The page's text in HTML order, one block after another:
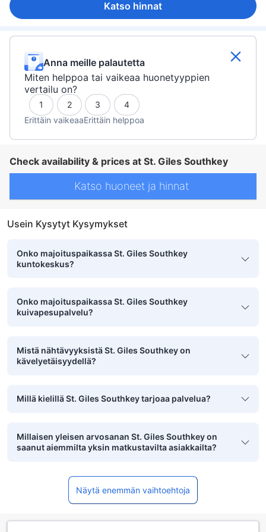
Katso hinnat
Anna meille palautetta
Miten helppoa tai vaikeaa huonetyyppien
vertailu on?
1 2 3
4
Erittäin vaikeaaErittäin helppoa
Check availability & prices at St. Giles Southkey
Katso huoneet ja hinnat
Usein Kysytyt Kysymykset
Onko majoituspaikassa St. Giles Southkey
kuntokeskus?
Onko majoituspaikassa St. Giles Southkey
kuivapesupalvelu?
Mistä nähtävyyksistä St. Giles Southkey on
kävelyetäisyydellä?
Millä kielillä St. Giles Southkey tarjoaa palvelua?
Millaisen yleisen arvosanan St. Giles Southkey on
saanut aiemmilta yksin matkustavilta asiakkailta?
Näytä enemmän vaihtoehtoja